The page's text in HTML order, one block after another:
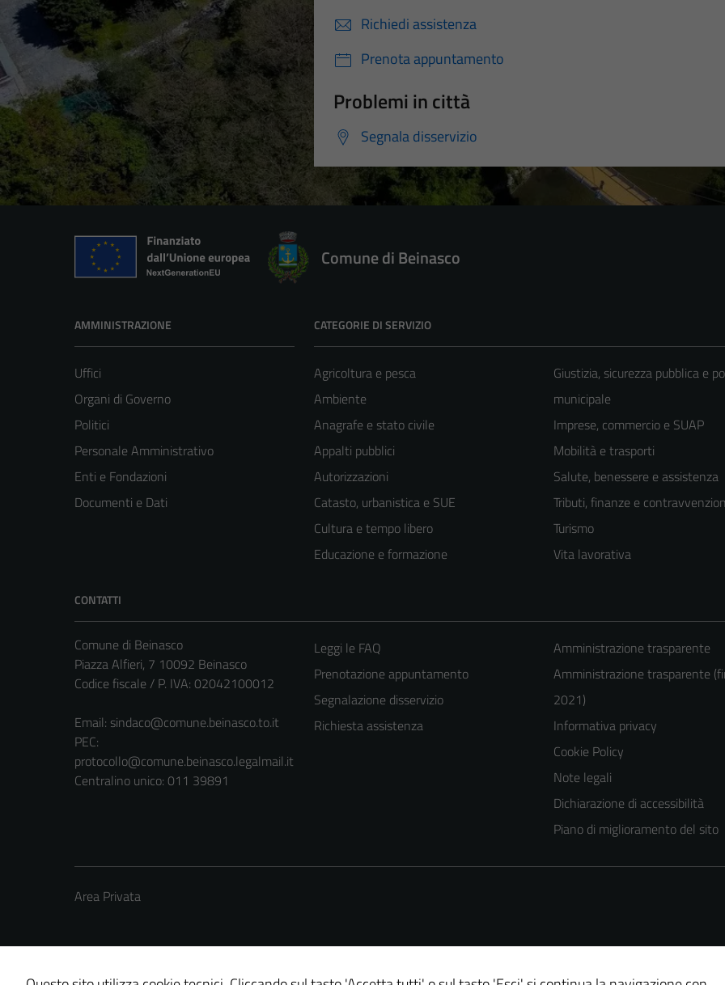
Richiedi assistenza
Prenota appuntamento
Problemi in città
Segnala disservizio
Comune di Beinasco
AMMINISTRAZIONE
Uffici
Organi di Governo
Politici
Personale Amministrativo
Enti e Fondazioni
Documenti e Dati
CATEGORIE DI SERVIZIO
Agricoltura e pesca
Ambiente
Anagrafe e stato civile
Appalti pubblici
Autorizzazioni
Catasto, urbanistica e SUE
Cultura e tempo libero
Educazione e formazione
Giustizia, sicurezza pubblica e
municipale
Imprese, commercio e SUAP
Mobilità e trasporti
Salute, benessere e assistenza
Tributi, finanze e
Turismo
Vita lavorativa
CONTATTI
Comune di Beinasco
Piazza Alfieri, 7 10092 Beinasco
Codice fiscale / P. IVA: 02042100012
Email: sindaco@comune.beinasco.to.it
PEC:
protocollo@comune.beinasco.legalmail.it
Centralino unico: 011 39891
Leggi le FAQ
Prenotazione appuntamento
Segnalazione disservizio
Richiesta assistenza
Amministrazione trasparente
Amministrazione trasparente
2021)
Informativa privacy
Cookie Policy
Note legali
Dichiarazione di accessibilità
Piano di miglioramento del sito
Area Privata
Tecnici
Questi cookie
sono necessari
essere